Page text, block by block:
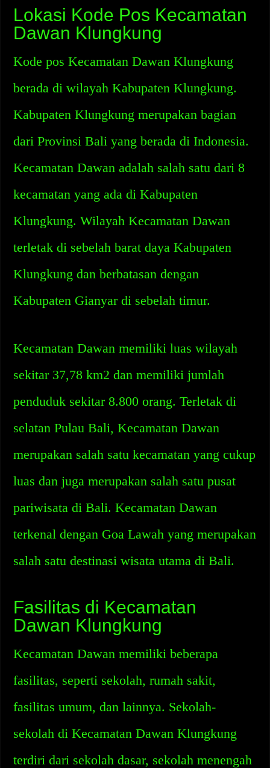
Lokasi Kode Pos Kecamatan
Dawan Klungkung
Kode pos Kecamatan Dawan Klungkung
berada di wilayah Kabupaten Klungkung.
Kabupaten Klungkung merupakan bagian
dari Provinsi Bali yang berada di Indonesia.
Kecamatan Dawan adalah salah satu dari 8
kecamatan yang ada di Kabupaten
Klungkung. Wilayah Kecamatan Dawan
terletak di sebelah barat daya Kabupaten
Klungkung dan berbatasan dengan
Kabupaten Gianyar di sebelah timur.
Kecamatan Dawan memiliki luas wilayah
sekitar 37,78 km2 dan memiliki jumlah
penduduk sekitar 8.800 orang. Terletak di
selatan Pulau Bali, Kecamatan Dawan
merupakan salah satu kecamatan yang cukup
luas dan juga merupakan salah satu pusat
pariwisata di Bali. Kecamatan Dawan
terkenal dengan Goa Lawah yang merupakan
salah satu destinasi wisata utama di Bali.
Fasilitas di Kecamatan
Dawan Klungkung
Kecamatan Dawan memiliki beberapa
fasilitas, seperti sekolah, rumah sakit,
fasilitas umum, dan lainnya. Sekolah-
sekolah di Kecamatan Dawan Klungkung
terdiri dari sekolah dasar, sekolah menengah